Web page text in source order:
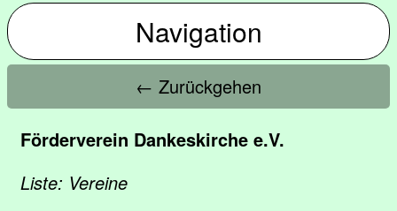
Navigation
← Zurückgehen
Förderverein Dankeskirche e.V.
Liste: Vereine